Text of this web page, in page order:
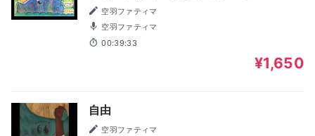
空羽ファティマ
空羽ファティマ
00:39:33
¥1,650
自由
空羽ファティマ